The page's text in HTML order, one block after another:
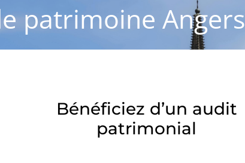
patrimoine Angers
Bénéficiez d’un audit
patrimonial